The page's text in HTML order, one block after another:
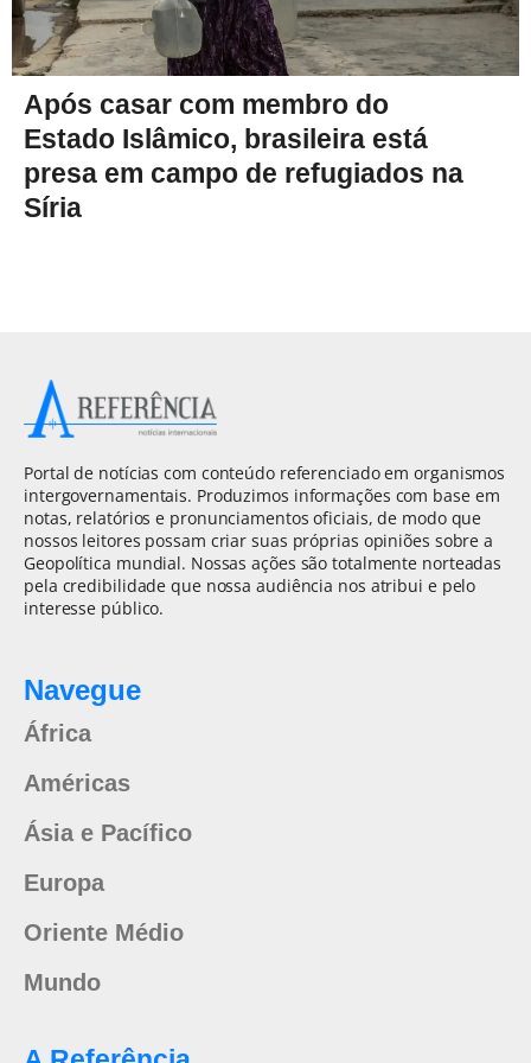
Após casar com membro do
Estado Islâmico, brasileira está
presa em campo de refugiados na
Síria
Portal de notícias com conteúdo referenciado em organismos
intergovernamentais. Produzimos informações com base em
notas, relatórios e pronunciamentos oficiais, de modo que
nossos leitores possam criar suas próprias opiniões sobre a
Geopolítica mundial. Nossas ações são totalmente norteadas
pela credibilidade que nossa audiência nos atribui e pelo
interesse público.
Navegue
África
Américas
Ásia e Pacífico
Europa
Oriente Médio
Mundo